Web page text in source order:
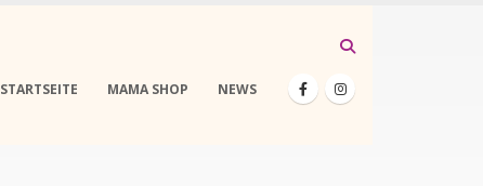
STARTSEITE MAMA SHOP NEWS